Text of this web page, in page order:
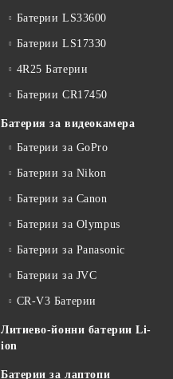
Батерии LS33600
Батерии LS17330
4R25 Батерии
Батерии CR17450
Батерия за видеокамера
Батерии за GoPro
Батерии за Nikon
Батерии за Canon
Батерии за Olympus
Батерии за Panasonic
Батерии за JVC
CR-V3 Батерии
Литиево-йонни батерии Li-
ion
Батерии за лаптопи